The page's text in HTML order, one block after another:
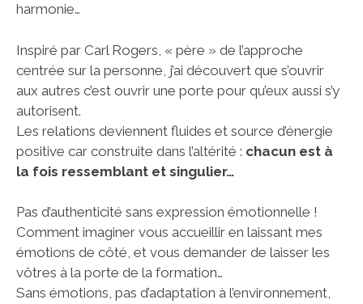
harmonie…
Inspiré par Carl Rogers, « père » de l’approche
centrée sur la personne, j’ai découvert que s’ouvrir
aux autres c’est ouvrir une porte pour qu’eux aussi s’y
autorisent.
Les relations deviennent fluides et source d’énergie
positive car construite dans l’altérité : chacun est à
la fois ressemblant et singulier…
Pas d’authenticité sans expression émotionnelle !
Comment imaginer vous accueillir en laissant mes
émotions de côté, et vous demander de laisser les
vôtres à la porte de la formation…
Sans émotions, pas d’adaptation à l’environnement,